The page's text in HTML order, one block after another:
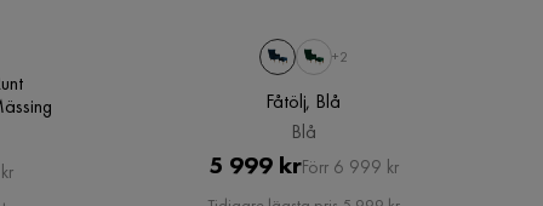
+2
Fåtölj, Blå
Blå
Pris
5 999 krOriginal
Förr 6 999 kr